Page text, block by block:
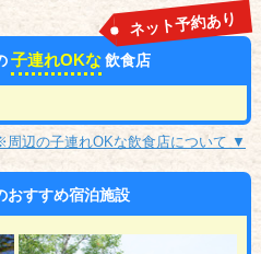
子連れOKな 飲食店
ネット予約あり
周辺の子連れOKな飲食店について ▼
おすすめ宿泊施設